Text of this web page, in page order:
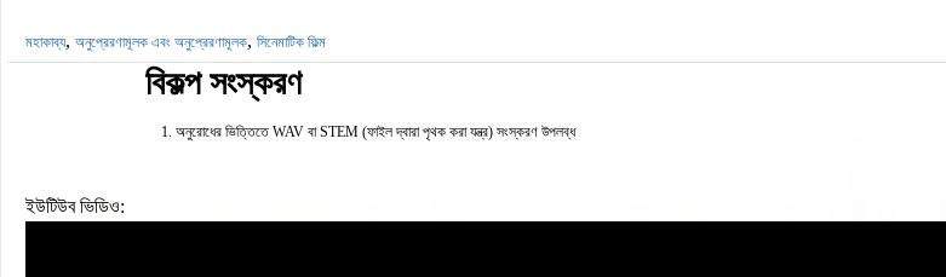
মহাকাব্য, অনুপ্রেরণামূলক এবং অনুপ্রেরণামূলক, সিনেমাটিক ফিল্ম
বিকল্প সংস্করণ
অনুরোধের ভিত্তিতে WAV বা STEM (ফাইল দ্বারা পৃথক করা যন্ত্র) সংস্করণ উপলব্ধ
ইউটিউব ভিডিও: